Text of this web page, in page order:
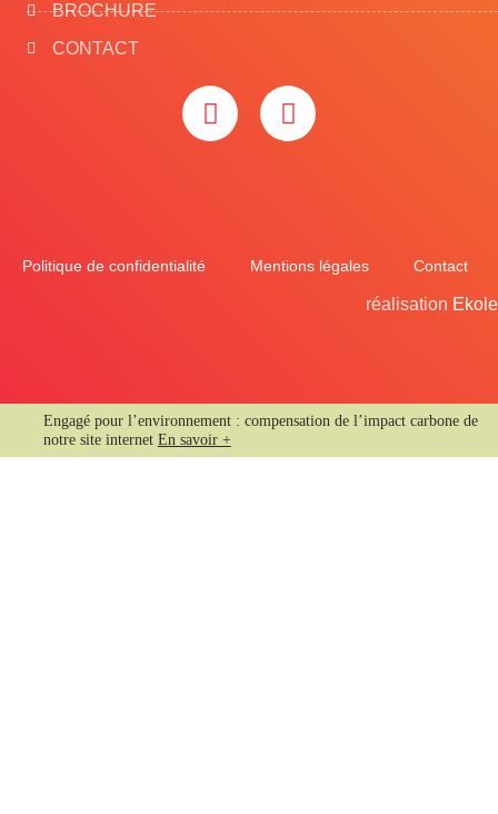
BROCHURE
CONTACT
Politique de confidentialité Mentions légales Contact
réalisation Ekole
Engagé pour l’environnement : compensation de l’impact carbone de
notre site internet En savoir +